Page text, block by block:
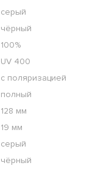
серый
чёрный
100%
UV 400
с поляризацией
полный
128 мм
19 мм
серый
чёрный